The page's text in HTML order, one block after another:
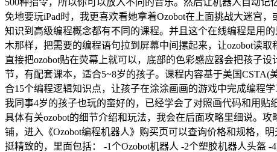
免地要玩iPad时，我更喜欢看她拿着Ozobot在上面挑战大迷宫
知识到高级编程概念都有不同的课程。并且这个在线编程是用
木那样，把需要的编程语句拉到屏幕中间摞起来，让ozobot读
直接把ozobot贴在荧幕上就可以，底部的色彩感应器会把孩子
节，有配套课本，适合5~8岁的孩子。课程内容基于美国
合15个编程逻辑知识点，让孩子在涂涂画画的游戏中完成编程
我同事4岁的孩子也玩的蛮好的，已经学会了对照画代码和用
具体有关ozobot的细节介绍和玩法，我会在后面攻略里细说。
铺，进入《Ozobot编程机器人》购买页可以查询价格和规格，
挺精致的，里面包括： -1个Ozobot机器人 -2个塑胶机器人头盔